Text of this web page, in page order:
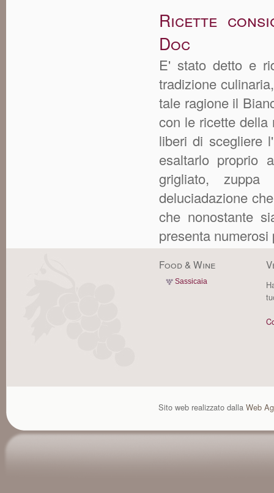
Ricette
Doc
E' stato detto e
tradizione
tale ragione il
con le ricette
liberi di scegliere
esaltarlo proprio
grigliato,
deluciadazione
che nonostante
presenta
Food & Wine
Sassicaia
Sito web realizzato dalla Web